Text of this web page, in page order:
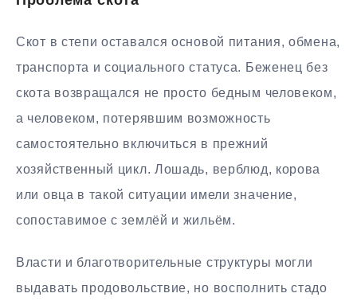
Скот в степи оставался основой питания, обмена,
транспорта и социального статуса. Беженец без
скота возвращался не просто бедным человеком,
а человеком, потерявшим возможность
самостоятельно включиться в прежний
хозяйственный цикл. Лошадь, верблюд, корова
или овца в такой ситуации имели значение,
сопоставимое с землёй и жильём.
Власти и благотворительные структуры могли
выдавать продовольствие, но восполнить стадо